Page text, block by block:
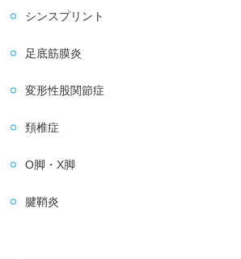
シンスプリント
足底筋膜炎
変形性股関節症
頚椎症
O脚・X脚
腱鞘炎